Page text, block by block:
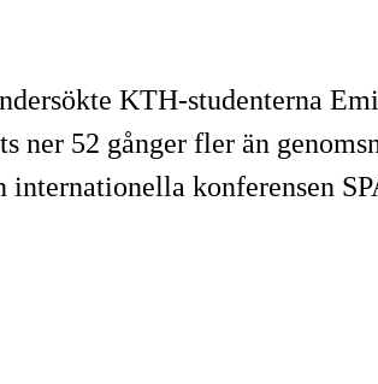
KTH-studenterna
ner 52 gånger fler än
konferensen